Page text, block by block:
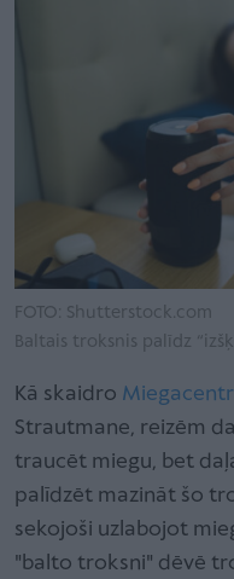
FOTO: Shutterstock.com
Baltais troksnis palīdz
Kā skaidro
Strautmane, reizēm
traucēt miegu, bet
palīdzēt mazināt šo
sekojoši uzlabojot
"balto troksni" dēvē